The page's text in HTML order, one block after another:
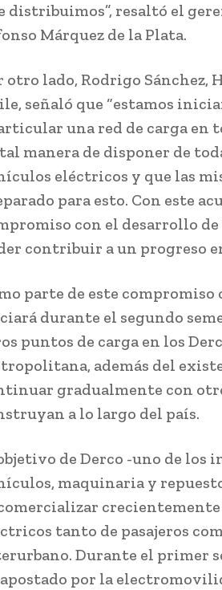
distribuimos”, resaltó el
Márquez de la Plata.
otro lado, Rodrigo Sánchez,
señaló que “estamos
una red de carga en
manera de disponer de
eléctricos y que las
para esto. Con este
con el desarrollo
contribuir a un progreso
parte de este
durante el segundo
puntos de carga en los
además del
gradualmente con
a lo largo del país.
de Derco -uno de
maquinaria y
tanto de pasajeros
Durante el primer
por la